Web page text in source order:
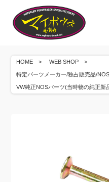
HOME WEB SHOP
特定パーツメーカー/独占販売品/
VW純正NOSパーツ(当時物の純正新